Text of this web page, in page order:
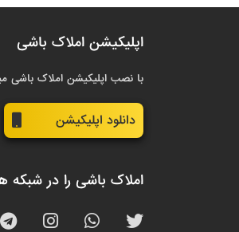
اپلیکیشن املاک باشی
با نصب اپلیکیشن املاک باشی
دانلود اپلیکیشن
املاک باشی را در شبکه